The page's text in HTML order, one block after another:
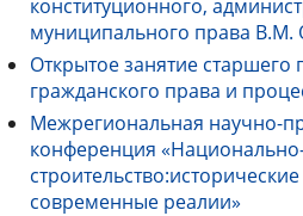
конституционного,
муниципального права В.М.
Открытое занятие старшего
гражданского права и
Межрегиональная научно-
конференция
современные реалии»